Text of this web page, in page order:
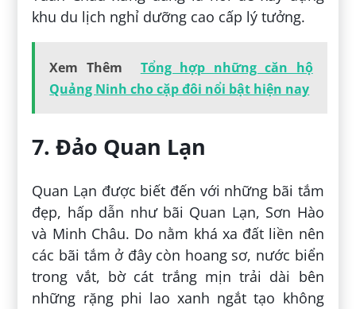
khu du lịch nghỉ dưỡng cao cấp lý tưởng.
Xem Thêm
Tổng hợp những căn hộ
Quảng Ninh cho cặp đôi nổi bật hiện nay
7. Đảo Quan Lạn
Quan Lạn được biết đến với những bãi tắm
đẹp, hấp dẫn như bãi Quan Lạn, Sơn Hào
và Minh Châu. Do nằm khá xa đất liền nên
các bãi tắm ở đây còn hoang sơ, nước biển
trong vắt, bờ cát trắng mịn trải dài bên
những rặng phi lao xanh ngắt tạo không